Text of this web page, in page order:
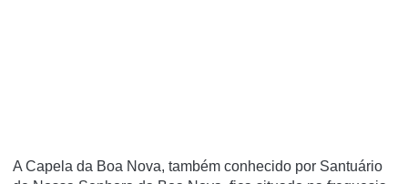
A Capela da Boa Nova, também conhecido por Santuário